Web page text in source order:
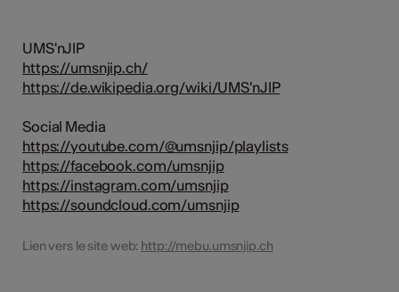
UMS'nJIP
https://umsnjip.ch/
https://de.wikipedia.org/wiki/UMS'nJIP
Social Media
https://youtube.com/@umsnjip/playlists
https://facebook.com/umsnjip
https://instagram.com/umsnjip
https://soundcloud.com/umsnjip
Lien vers le site web: http://mebu.umsnjip.ch